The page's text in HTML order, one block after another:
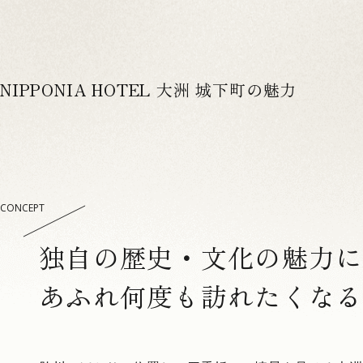
NIPPONIA HOTEL 大洲 城下町の魅力
CONCEPT
独自の歴史・文化の魅力に
あふれ何度も訪れたくな